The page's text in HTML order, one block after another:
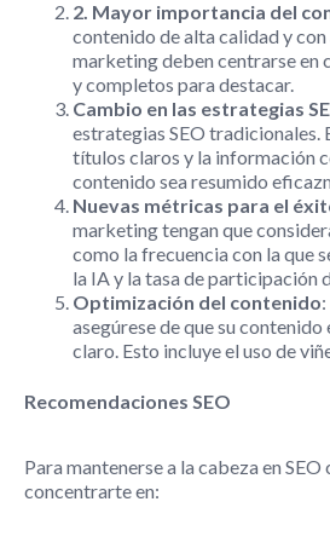
2. Mayor importancia del
contenido de alta calidad y
marketing deben centrarse en
y completos para destacar.
Cambio en las estrategias
estrategias SEO tradicionales.
títulos claros y la información
contenido sea resumido
Nuevas métricas para el
marketing tengan que
como la frecuencia con la que
la IA y la tasa de participación
Optimización del contenido
asegúrese de que su
claro. Esto incluye el uso de
Recomendaciones SEO
Para mantenerse a la cabeza en
concentrarte en: